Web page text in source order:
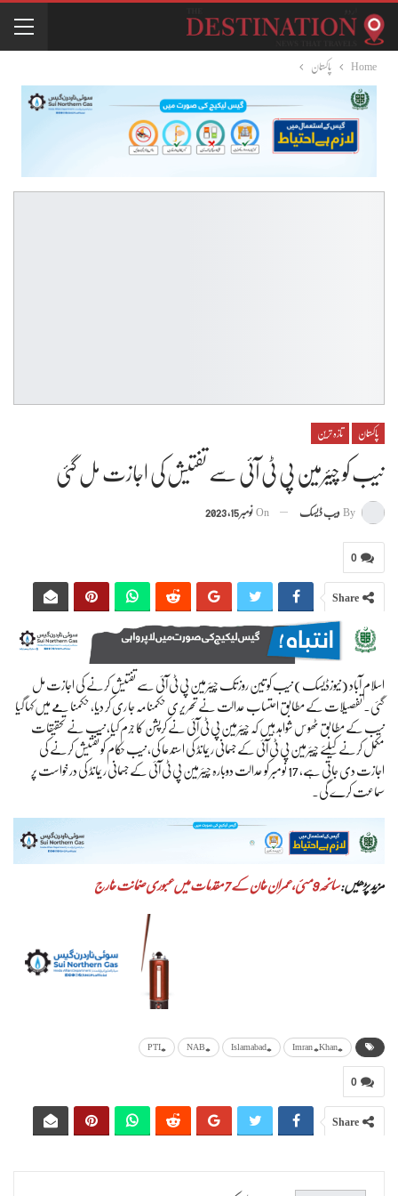
Home پاکستان
پاکستان تازہ ترین
نیب کو چیئرمین پی ٹی آئی سے تفتیش کی اجازت مل گئی
By ویب ڈیسک On نومبر 15, 2023
0
Share
اسلام آباد (نیوزڈیسک) نیب کو تین روز تک چیئرمین پی ٹی آئی سے تفتیش کرنے کی اجازت مل
گئی۔ تفصیلات کے مطابق احتساب عدالت نے تحر یر ی حکمنا مہ جا ری کر دیا، حکمنا مے میں کہا گیا
نیب کے مطابق ٹھوس شواہد ہیں کہ چیئرمین پی ٹی آئی نے کرپشن کا جرم کیا، نیب نے تحقیقات
مکمل کرنے کیلئے چیئرمین پی ٹی آئی کے جسمانی ریمانڈ کی استدعا کی، نیب حکام کو تفتیش کرنے کی
اجازت دی جاتی ہے، 17 نومبر کو عدالت دوبارہ چیئرمین پی ٹی آئی کے جسمانی ریمانڈ کی درخواست پر
سماعت کرے گی۔
مزید پڑھیں:سانحہ 9 مئی، عمران خان کے 7 مقدمات میں عبوری ضمانت خارج
#Imran #Khan
#Islamabad
#NAB
#PTI
0
Share